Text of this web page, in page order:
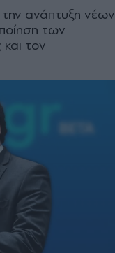
ανάπτυξη νέων
των
τον